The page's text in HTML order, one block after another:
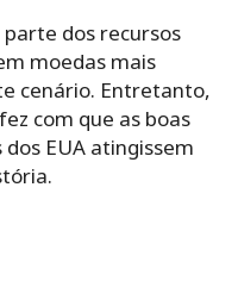
dos recursos
moedas mais
cenário. Entretanto,
com que as boas
EUA atingissem